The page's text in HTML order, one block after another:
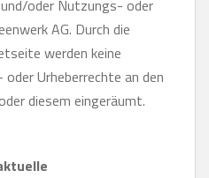
oder Nutzungs- oder
AG. Durch die
werden keine
Urheberrechte an den
diesem eingeräumt.